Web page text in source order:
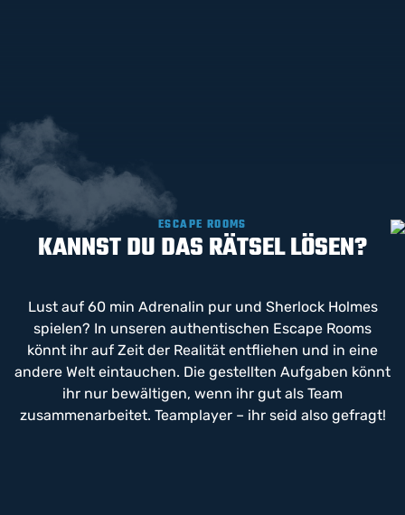
ESCAPE ROOMS
KANNST DU DAS RÄTSEL LÖSEN?
Lust auf 60 min Adrenalin pur und Sherlock Holmes
spielen? In unseren authentischen Escape Rooms
könnt ihr auf Zeit der Realität entfliehen und in eine
andere Welt eintauchen. Die gestellten Aufgaben könnt
ihr nur bewältigen, wenn ihr gut als Team
zusammenarbeitet. Teamplayer – ihr seid also gefragt!